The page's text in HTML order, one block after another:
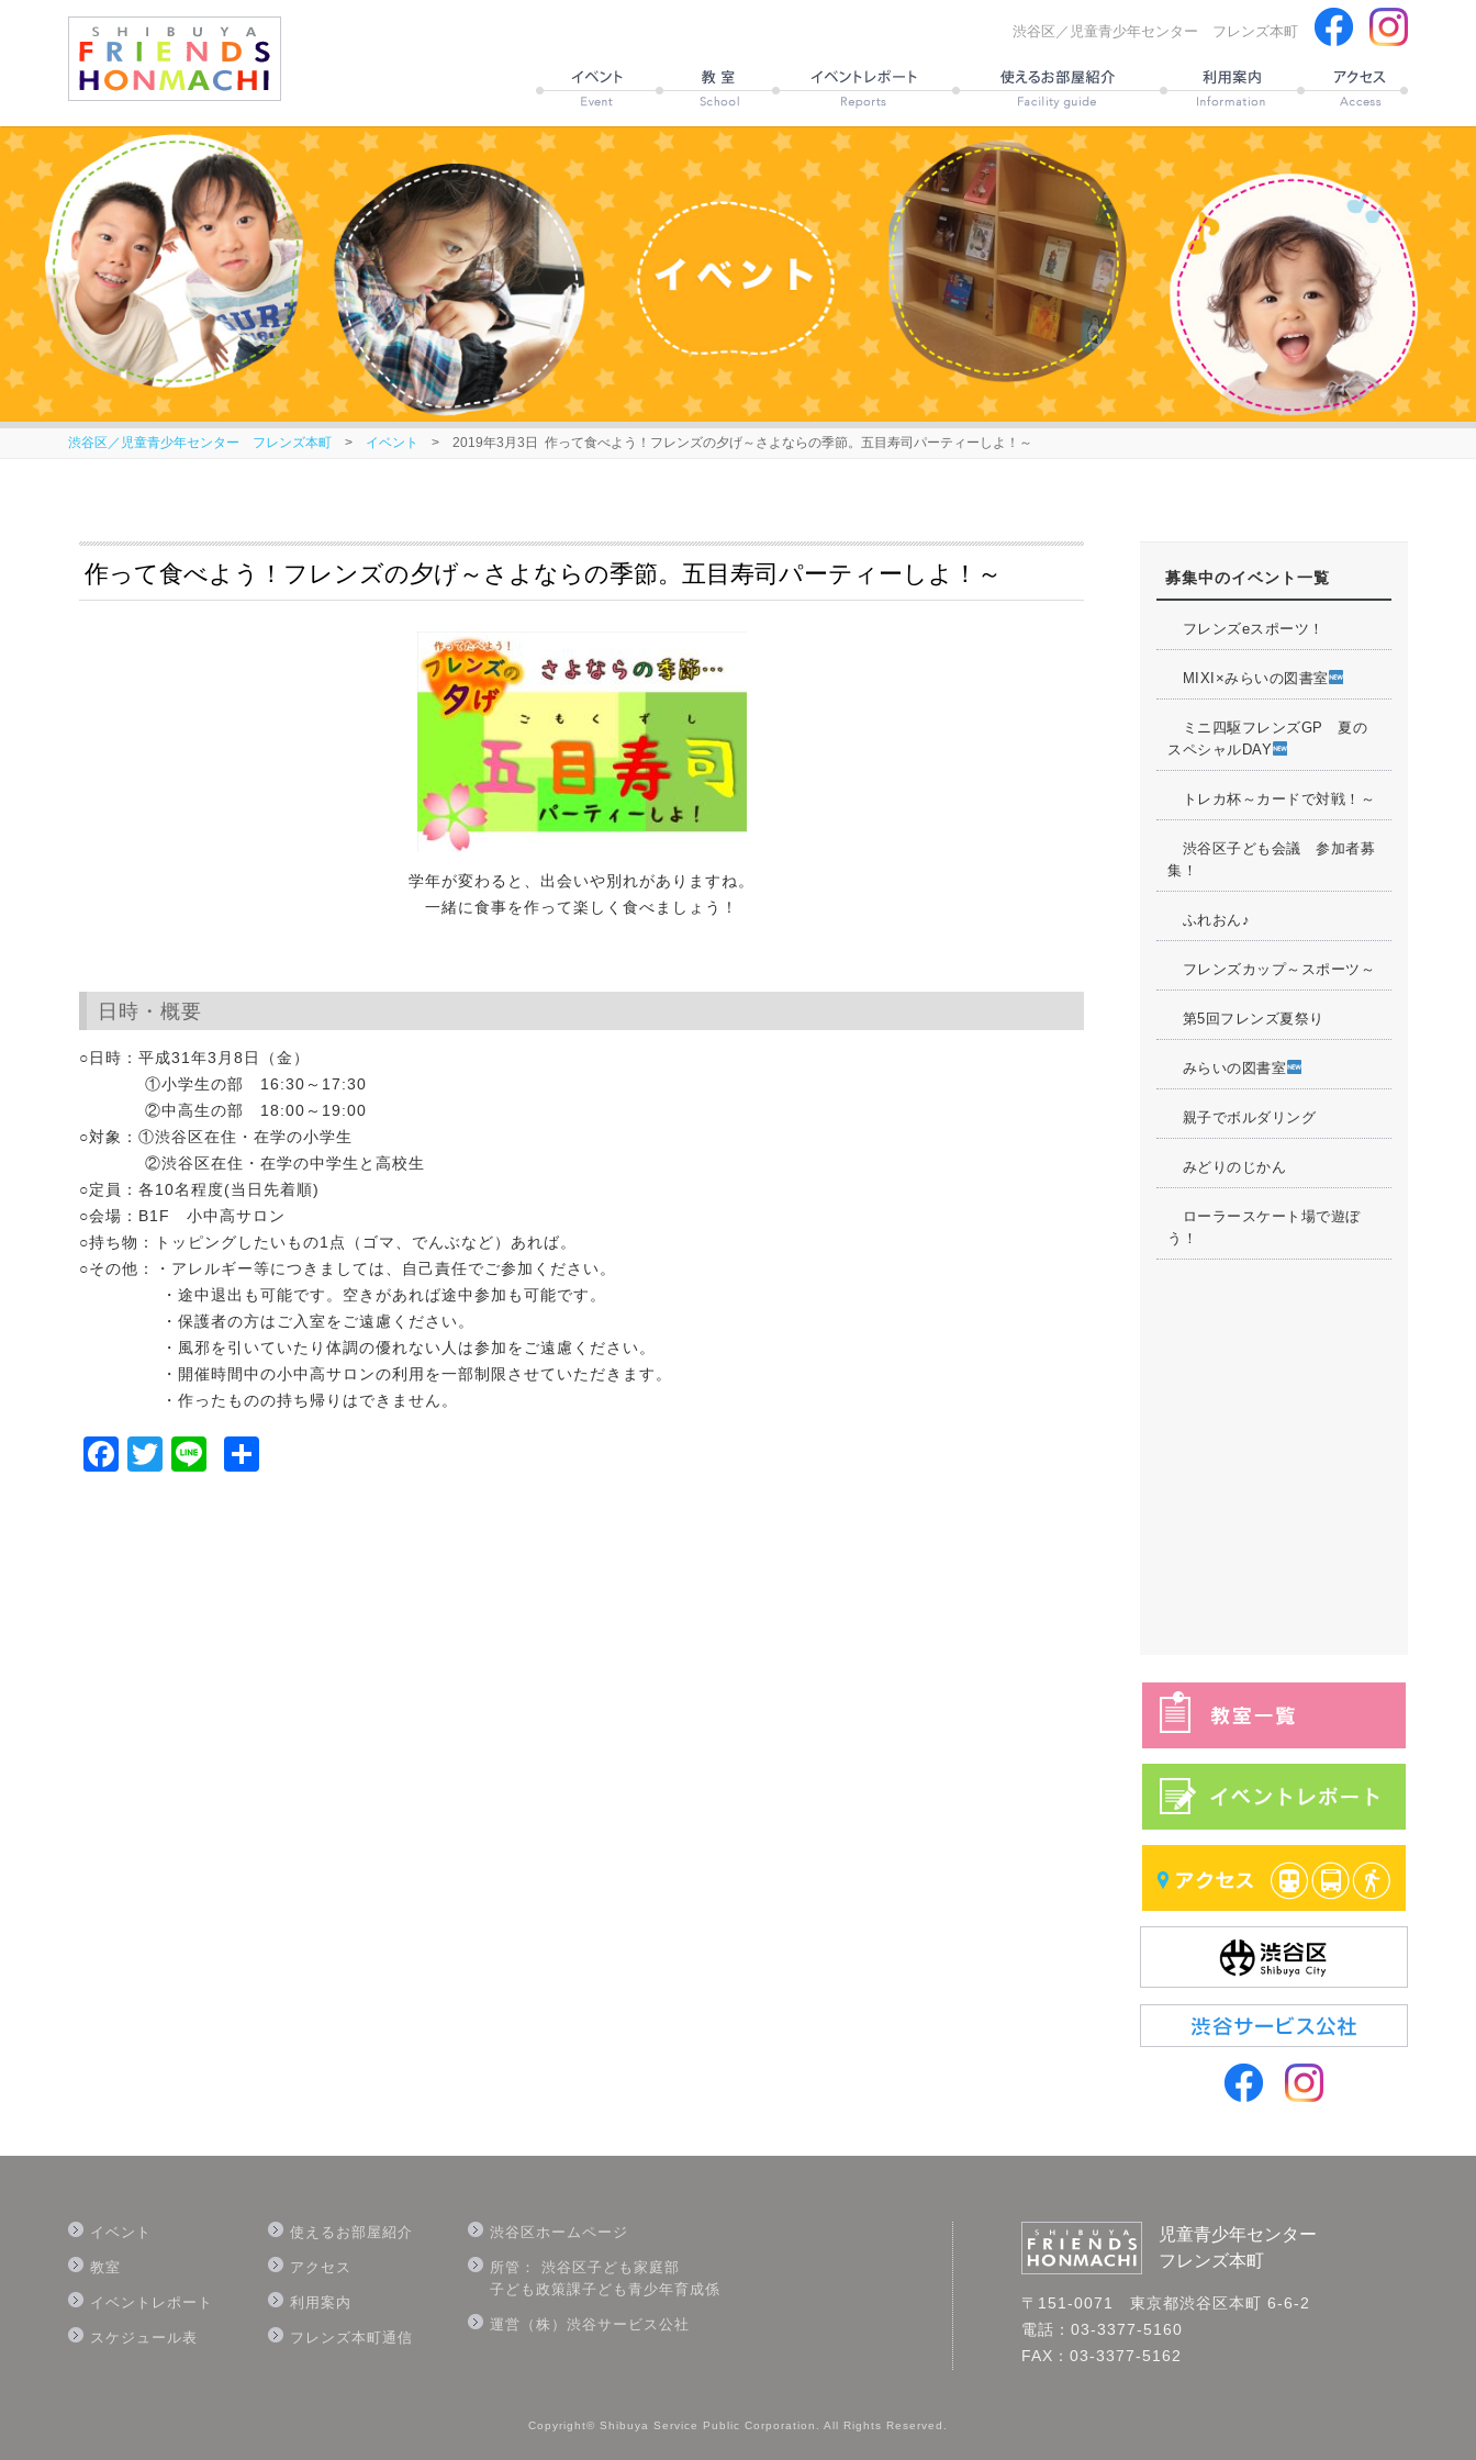
渋谷区／児童青少年センター フレンズ本町
渋谷区／児童青少年センター フレンズ本町 > イベント > 2019年3月3日 作って食べよう！フレンズの夕げ～さよならの季節。五目寿司パーティーしよ！～
作って食べよう！フレンズの夕げ～さよならの季節。五目寿司パーティーしよ！～
学年が変わると、出会いや別れがありますね。
一緒に食事を作って楽しく食べましょう！
日時・概要
○日時：平成31年3月8日（金）
①小学生の部 16:30～17:30
②中高生の部 18:00～19:00
○対象：①渋谷区在住・在学の小学生
②渋谷区在住・在学の中学生と高校生
○定員：各10名程度(当日先着順)
○会場：B1F 小中高サロン
○持ち物：トッピングしたいもの1点（ゴマ、でんぶなど）あれば。
○その他：・アレルギー等につきましては、自己責任でご参加ください。
・途中退出も可能です。空きがあれば途中参加も可能です。
・保護者の方はご入室をご遠慮ください。
・風邪を引いていたり体調の優れない人は参加をご遠慮ください。
・開催時間中の小中高サロンの利用を一部制限させていただきます。
・作ったものの持ち帰りはできません。
Facebook
Twitter
Line
募集中のイベント一覧
フレンズeスポーツ！
MIXI×みらいの図書室
ミニ四駆フレンズGP 夏の
スペシャルDAY
トレカ杯～カードで対戦！～
渋谷区子ども会議 参加者募
集！
ふれおん♪
フレンズカップ～スポーツ～
第5回フレンズ夏祭り
みらいの図書室
親子でボルダリング
みどりのじかん
ローラースケート場で遊ぼ
う！
イベント
教室
イベントレポート
スケジュール表
使えるお部屋紹介
アクセス
利用案内
フレンズ本町通信
渋谷区ホームページ
所管： 渋谷区子ども家庭部
子ども政策課子ども青少年育成係
運営（株）渋谷サービス公社
児童青少年センター
フレンズ本町
〒151-0071 東京都渋谷区本町 6-6-2
電話：03-3377-5160
FAX：03-3377-5162
Copyright© Shibuya Service Public Corporation. All Rights Reserved.